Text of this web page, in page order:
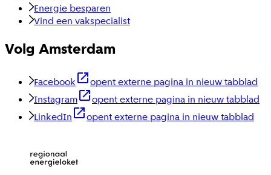
Energie besparen
Vind een vakspecialist
Volg Amsterdam
Facebook
opent externe pagina in nieuw tabblad
Instagram
opent externe pagina in nieuw tabblad
LinkedIn
opent externe pagina in nieuw tabblad